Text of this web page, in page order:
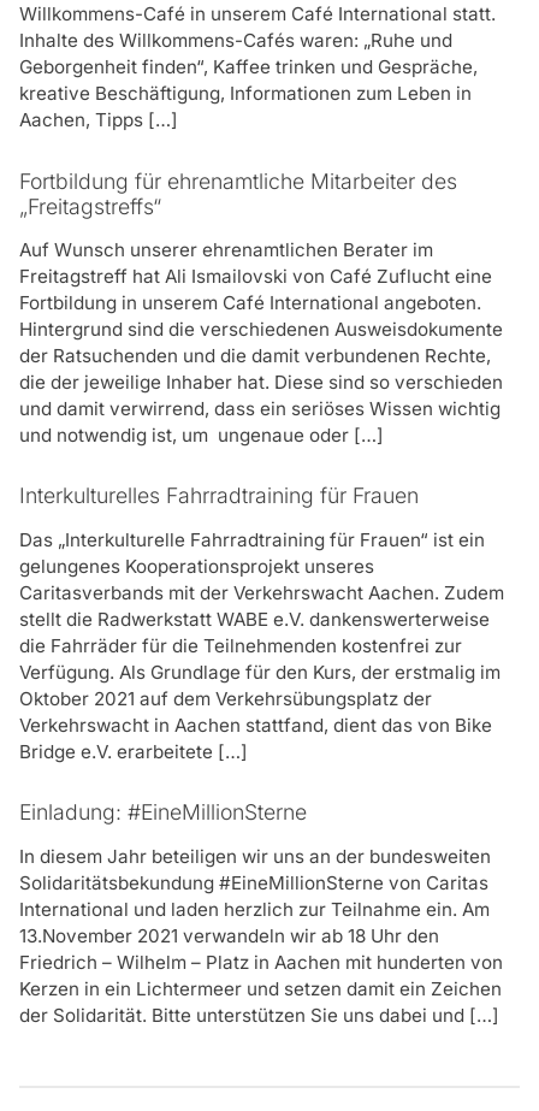
Willkommens-Café in unserem Café International statt.
Inhalte des Willkommens-Cafés waren: „Ruhe und
Geborgenheit finden“, Kaffee trinken und Gespräche,
kreative Beschäftigung, Informationen zum Leben in
Aachen, Tipps […]
Fortbildung für ehrenamtliche Mitarbeiter des
„Freitagstreffs“
Auf Wunsch unserer ehrenamtlichen Berater im
Freitagstreff hat Ali Ismailovski von Café Zuflucht eine
Fortbildung in unserem Café International angeboten.
Hintergrund sind die verschiedenen Ausweisdokumente
der Ratsuchenden und die damit verbundenen Rechte,
die der jeweilige Inhaber hat. Diese sind so verschieden
und damit verwirrend, dass ein seriöses Wissen wichtig
und notwendig ist, um ungenaue oder […]
Interkulturelles Fahrradtraining für Frauen
Das „Interkulturelle Fahrradtraining für Frauen“ ist ein
gelungenes Kooperationsprojekt unseres
Caritasverbands mit der Verkehrswacht Aachen. Zudem
stellt die Radwerkstatt WABE e.V. dankenswerterweise
die Fahrräder für die Teilnehmenden kostenfrei zur
Verfügung. Als Grundlage für den Kurs, der erstmalig im
Oktober 2021 auf dem Verkehrsübungsplatz der
Verkehrswacht in Aachen stattfand, dient das von Bike
Bridge e.V. erarbeitete […]
Einladung: #EineMillionSterne
In diesem Jahr beteiligen wir uns an der bundesweiten
Solidaritätsbekundung #EineMillionSterne von Caritas
International und laden herzlich zur Teilnahme ein. Am
13.November 2021 verwandeln wir ab 18 Uhr den
Friedrich – Wilhelm – Platz in Aachen mit hunderten von
Kerzen in ein Lichtermeer und setzen damit ein Zeichen
der Solidarität. Bitte unterstützen Sie uns dabei und […]